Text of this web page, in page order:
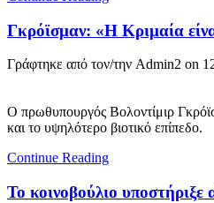
Γκρόϊσμαν: «Η Κριμαία
Γράφτηκε από τον/την Admin2 on
Ο πρωθυπουργός Βολοντίμιρ
και το υψηλότερο βιοτικό επίπεδο.
Continue Reading
Το κοινοβούλιο